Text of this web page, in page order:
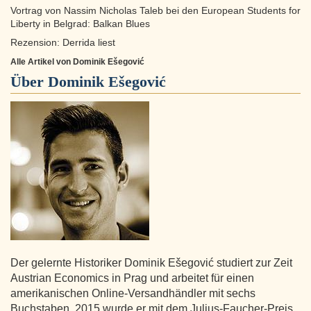
Vortrag von Nassim Nicholas Taleb bei den European Students for
Liberty in Belgrad: Balkan Blues
Rezension: Derrida liest
Alle Artikel von Dominik Ešegović
Über Dominik Ešegović
Der gelernte Historiker Dominik Ešegović studiert zur Zeit
Austrian Economics in Prag und arbeitet für einen
amerikanischen Online-Versandhändler mit sechs
Buchstaben. 2015 wurde er mit dem Julius-Faucher-Preis